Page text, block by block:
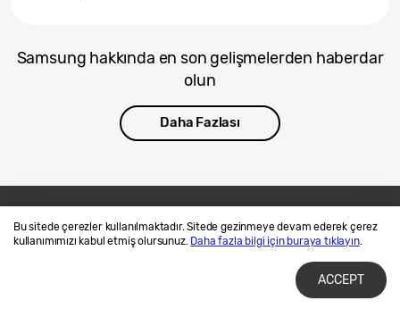
Bu sitede çerezler kullanılmaktadır. Sitede gezinmeye devam ederek çerez
kullanımımızı kabul etmiş olursunuz. Daha fazla bilgi için buraya tıklayın.
ACCEPT
Samsung hakkında en son gelişmelerden haberdar
olun
Daha Fazlası
Bize Ulaşın
SAMSUNG.COM